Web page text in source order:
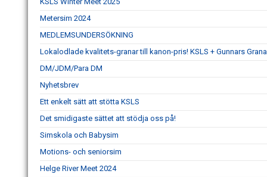
Metersim 2024
MEDLEMSUNDERSÖKNING
Lokalodlade kvalitets-granar till kanon-pris! KSLS + Gunnars
DM/JDM/Para DM
Nyhetsbrev
Ett enkelt sätt att stötta KSLS
Det smidigaste sättet att stödja oss på!
Simskola och Babysim
Motions- och seniorsim
Helge River Meet 2024